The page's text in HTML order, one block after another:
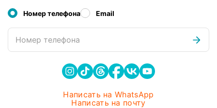
Номер телефона Email
Номер телефона
Написать на WhatsApp
Написать на почту